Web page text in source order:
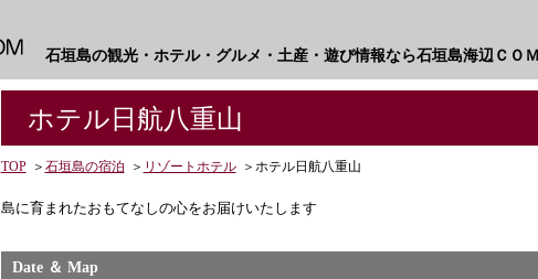
石垣島の観光・ホテル・グルメ・土産・遊び情報なら石垣島海辺ＣＯＭ
ホテル日航八重山
TOP ＞ 石垣島の宿泊 ＞ リゾートホテル ＞ ホテル日航八重山
島に育まれたおもてなしの心をお届けいたします
Date ＆ Map